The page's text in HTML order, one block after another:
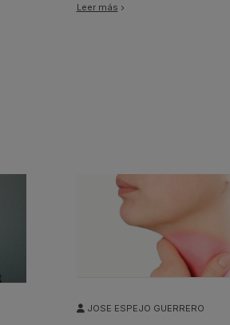
Leer más
JOSE ESPEJO GUERRERO